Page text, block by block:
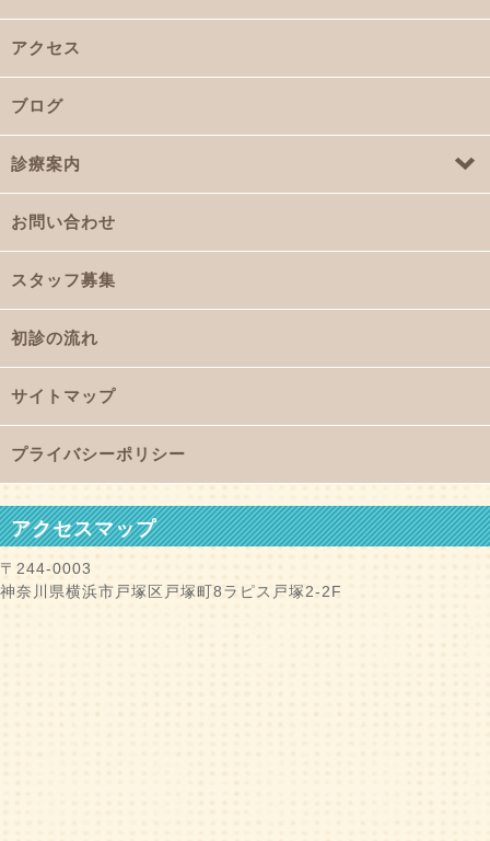
アクセス
ブログ
診療案内
お問い合わせ
スタッフ募集
初診の流れ
サイトマップ
プライバシーポリシー
アクセスマップ
〒244-0003
神奈川県横浜市戸塚区戸塚町8ラピス戸塚2-2F